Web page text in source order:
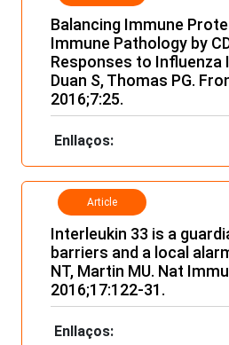
Balancing Immune
Immune Pathology by
Responses to Influenza
Duan S, Thomas PG.
2016;7:25.
Enllaços:
Article
Interleukin 33 is a
barriers and a local
NT, Martin MU. Nat
2016;17:122-31.
Enllaços: